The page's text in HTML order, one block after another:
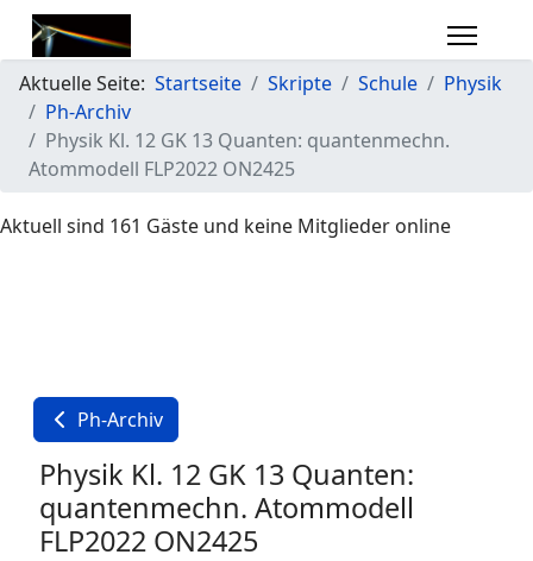
Aktuelle Seite: Startseite Skripte Schule
Physik
Ph-Archiv
Physik Kl. 12 GK 13 Quanten: quantenmechn.
Atommodell FLP2022 ON2425
Aktuell sind 161 Gäste und keine Mitglieder online
Ph-Archiv
Physik Kl. 12 GK 13 Quanten:
quantenmechn. Atommodell
FLP2022 ON2425